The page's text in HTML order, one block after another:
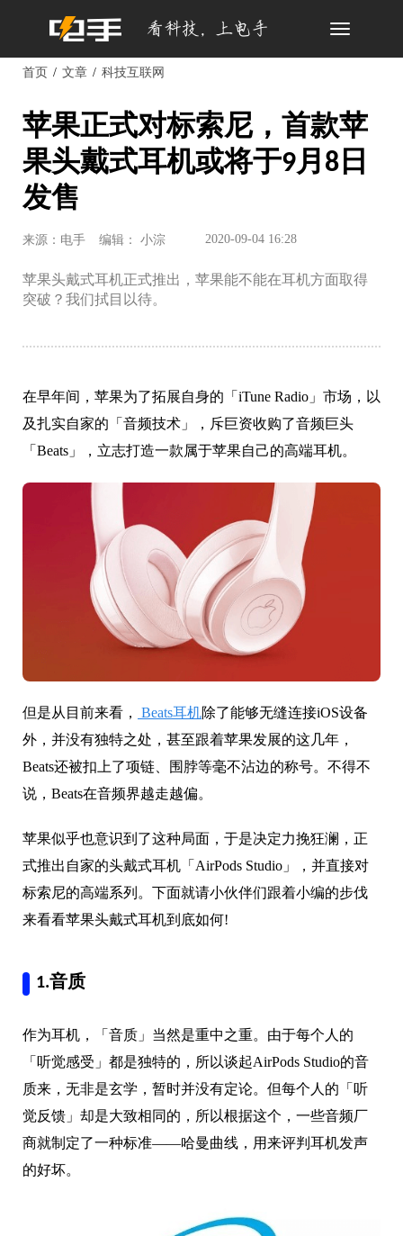
Toggle
首页 文章 科技互联网
苹果正式对标索尼，首款苹
果头戴式耳机或将于9月8日
发售
来源：电手 编辑： 小淙 2020-09-04 16:28
苹果头戴式耳机正式推出，苹果能不能在耳机方面取得
突破？我们拭目以待。
在早年间，苹果为了拓展自身的「iTune Radio」市场，以
及扎实自家的「音频技术」，斥巨资收购了音频巨头
「Beats」，立志打造一款属于苹果自己的高端耳机。
但是从目前来看， Beats耳机除了能够无缝连接iOS设备
外，并没有独特之处，甚至跟着苹果发展的这几年，
Beats还被扣上了项链、围脖等毫不沾边的称号。不得不
说，Beats在音频界越走越偏。
苹果似乎也意识到了这种局面，于是决定力挽狂澜，正
式推出自家的头戴式耳机「AirPods Studio」，并直接对
标索尼的高端系列。下面就请小伙伴们跟着小编的步伐
来看看苹果头戴式耳机到底如何!
1.音质
作为耳机，「音质」当然是重中之重。由于每个人的
「听觉感受」都是独特的，所以谈起AirPods Studio的音
质来，无非是玄学，暂时并没有定论。但每个人的「听
觉反馈」却是大致相同的，所以根据这个，一些音频厂
商就制定了一种标准——哈曼曲线，用来评判耳机发声
的好坏。